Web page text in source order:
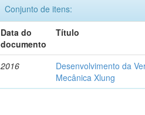
Conjunto de itens:
Data do
documento
Título
2016
Desenvolvimento da
Mecânica Xlung